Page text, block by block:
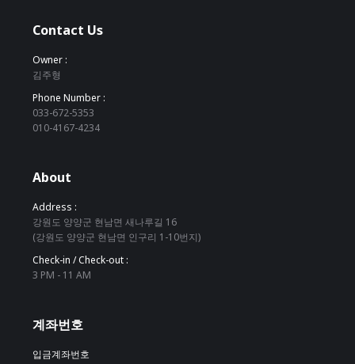
Contact Us
Owner :
김주형
Phone Number :
033-672-5353
010-4167-4234
About
Address :
강원도 양양군 현남면 새나루길 16
(강원도 양양군 현남면 인구리 1-10번지)
Check-in / Check-out :
3 PM - 11 AM
계좌번호
입금계좌번호